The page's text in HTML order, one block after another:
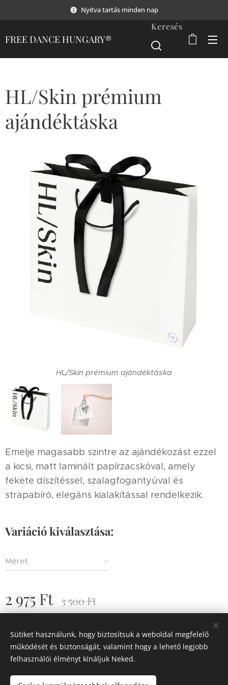
Nyitva tartás minden nap
FREE DANCE HUNGARY®
Keresés
HL/Skin prémium
ajándéktáska
HL/Skin prémium ajándéktáska
Emelje magasabb szintre az ajándékozást ezzel
a kicsi, matt laminált papírzacskóval, amely
fekete díszítéssel, szalagfogantyúval és
strapabíró, elegáns kialakítással rendelkezik.
Variáció kiválasztása:
Méret
2 975 Ft 3 500Ft
Készleten
© 2020 FREE DANCE®- HungaryMinden jog fenntartva.
Az oldalt aWebnodeműködteti
Sütiket használunk, hogy biztosítsuk a weboldal megfelelő
működését és biztonságát, valamint hogy a lehető legjobb
felhasználói élményt kínáljuk Neked.